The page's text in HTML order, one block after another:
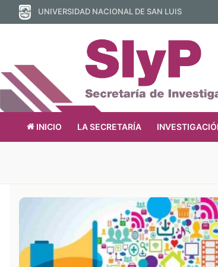
al
UNIVERSIDAD NACIONAL DE SAN LUIS
INICIO LA SECRETARÍA